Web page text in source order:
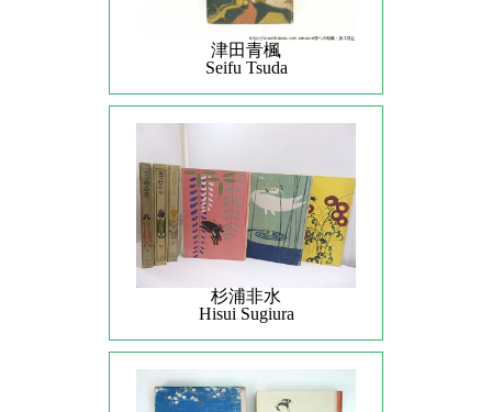
津田青楓
Seifu Tsuda
杉浦非水
Hisui Sugiura